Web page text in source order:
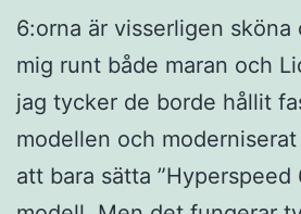
6:orna är visserligen
mig runt både maran och
jag tycker de borde hållit
modellen och
att bara sätta ”Hyperspeed